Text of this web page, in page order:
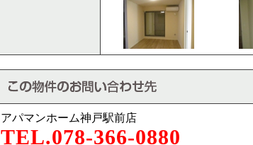
アパマンホーム神戸駅前店
TEL.078-366-0880